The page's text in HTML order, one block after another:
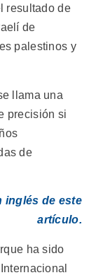
resultado de
de
palestinos y
llama una
precisión si
de
inglés de este
artículo.
ha sido